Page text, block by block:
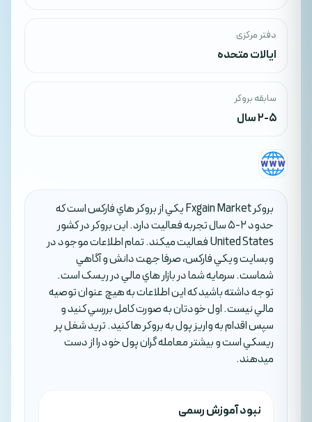
دفتر مرکزی
ایالات متحده
سابقه بروکر
2-5 سال
بروکر Fxgain Market يکي از بروکر هاي فارکس است که
حدود 2-5 سال تجربه فعاليت دارد. اين بروکر در کشور
United States فعاليت ميکند. تمام اطلاعات موجود در
وبسايت ويکي فارکس، صرفا جهت دانش و آگاهي
شماست. سرمايه شما در بازار هاي مالي در ريسک است.
توجه داشته باشيد که اين اطلاعات به هيچ عنوان توصيه
مالي نيست. اول خودتان به صورت کامل بررسي کنيد و
سپس اقدام به واريز پول به بروکر ها کنيد. تريد شغل پر
ريسکي است و بيشتر معامله گران پول خود را از دست
ميدهند.
نبود آموزش رسمی